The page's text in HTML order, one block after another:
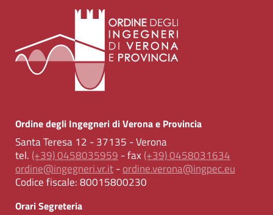
Ordine degli Ingegneri di Verona e Provincia
Santa Teresa 12 - 37135 - Verona
tel. (+39) 0458035959 - fax (+39) 0458031634
ordine@ingegneri.vr.it-ordine.verona@ingpec.eu
Codice fiscale:80015800230
Orari Segreteria